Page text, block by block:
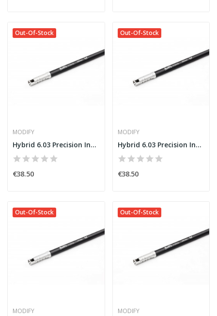
Out-Of-Stock
MODIFY
Hybrid 6.03 Precision Inner Barrel 300mm [MODIFY]
€38.50
Out-Of-Stock
MODIFY
Hybrid 6.03 Precision Inner Barrel 285mm [MODIFY]
€38.50
Out-Of-Stock
MODIFY
Out-Of-Stock
MODIFY